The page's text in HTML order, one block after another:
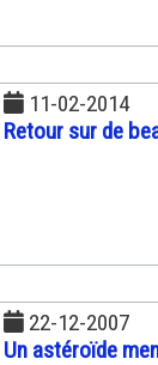
11-02-2014
Retour sur de
22-12-2007
Un astéroïde